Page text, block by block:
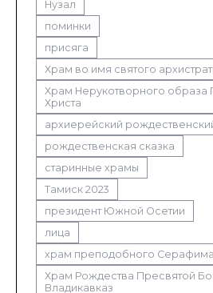
Нузал
поминки
присяга
Храм во имя святого
Храм Нерукотворного образа
Христа
архиерейский
рождественская сказка
старинные храмы
Тамиск 2023
президент Южной Осетии
лица
храм преподобного
Храм Рождества Пресвятой
Владикавказ